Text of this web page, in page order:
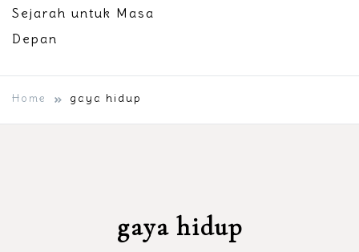
Sejarah untuk Masa
Depan
Home gaya hidup
gaya hidup